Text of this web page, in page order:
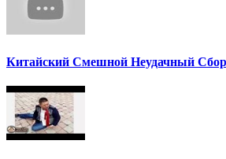
Китайский Смешной Неудачный